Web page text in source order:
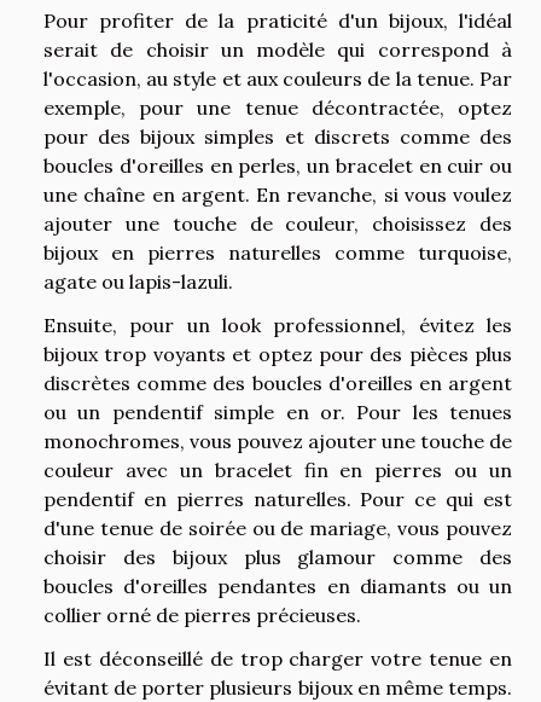
Pour profiter de la praticité d'un bijoux, l'idéal
serait de choisir un modèle qui correspond à
l'occasion, au style et aux couleurs de la tenue. Par
exemple, pour une tenue décontractée, optez
pour des bijoux simples et discrets comme des
boucles d'oreilles en perles, un bracelet en cuir ou
une chaîne en argent. En revanche, si vous voulez
ajouter une touche de couleur, choisissez des
bijoux en pierres naturelles comme turquoise,
agate ou lapis-lazuli.
Ensuite, pour un look professionnel, évitez les
bijoux trop voyants et optez pour des pièces plus
discrètes comme des boucles d'oreilles en argent
ou un pendentif simple en or. Pour les tenues
monochromes, vous pouvez ajouter une touche de
couleur avec un bracelet fin en pierres ou un
pendentif en pierres naturelles. Pour ce qui est
d'une tenue de soirée ou de mariage, vous pouvez
choisir des bijoux plus glamour comme des
boucles d'oreilles pendantes en diamants ou un
collier orné de pierres précieuses.
Il est déconseillé de trop charger votre tenue en
évitant de porter plusieurs bijoux en même temps.